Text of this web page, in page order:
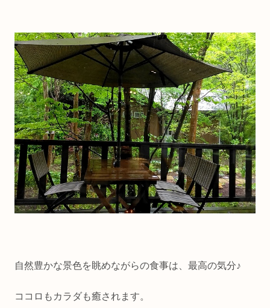
自然豊かな景色を眺めながらの食事は、最高の気分♪
ココロもカラダも癒されます。